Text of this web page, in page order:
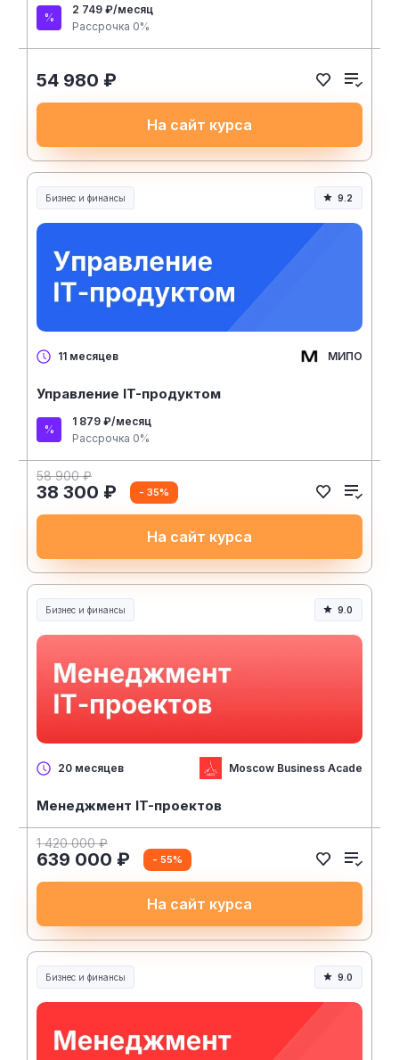
2 749 ₽/месяц
Рассрочка 0%
54 980 ₽
На сайт курса
Бизнес и финансы 9.2
11 месяцев МИПО
Управление IT-продуктом
1 879 ₽/месяц
Рассрочка 0%
58 900 ₽
38 300 ₽ - 35%
На сайт курса
Бизнес и финансы 9.0
20 месяцев Moscow Business Academy
Менеджмент IT-проектов
1 420 000 ₽
639 000 ₽ - 55%
На сайт курса
Бизнес и финансы 9.0